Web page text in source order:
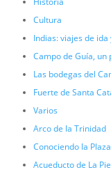
Cultura
Indias: viajes de ida
Campo de Guía,
Las bodegas del
Fuerte de Santa
Varios
Arco de la Trinidad
Conociendo la
Acueducto de La